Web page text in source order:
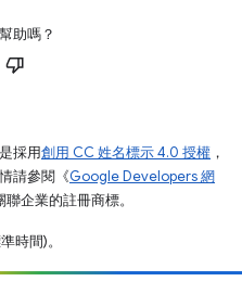
助嗎？
採用創用 CC 姓名標示 4.0 授權 ，
請參閱《Google Developers 網
企業的註冊商標。
時間)。